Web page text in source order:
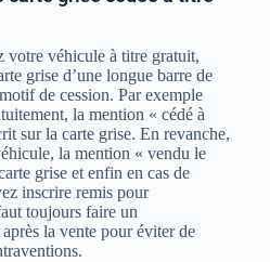
votre véhicule à titre gratuit,
grise d’une longue barre de
de cession. Par exemple
la mention « cédé à
sur la carte grise. En revanche,
la mention « vendu le
grise et enfin en cas de
inscrire remis pour
toujours faire un
la vente pour éviter de